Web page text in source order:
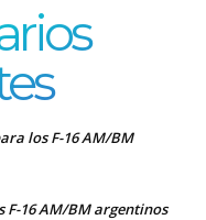
los F-16 AM/BM
16 AM/BM argentinos